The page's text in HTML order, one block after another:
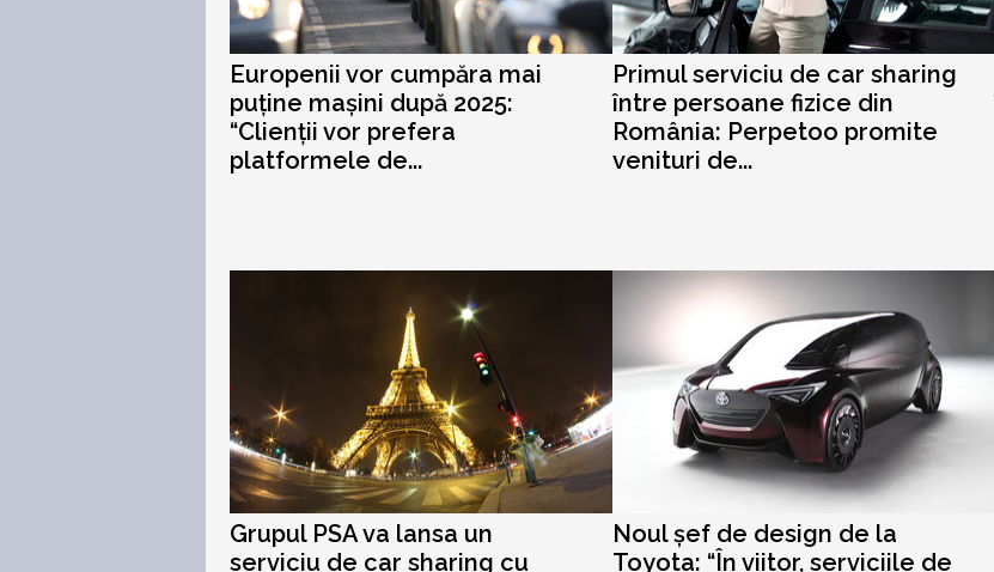
Europenii vor cumpăra mai
puține mașini după 2025:
“Clienții vor prefera
platformele de...
Primul serviciu de car sharing
între persoane fizice din
România: Perpetoo promite
venituri de...
Grupul PSA va lansa un
serviciu de car sharing cu
Noul șef de design de la
Toyota: “În viitor, serviciile de